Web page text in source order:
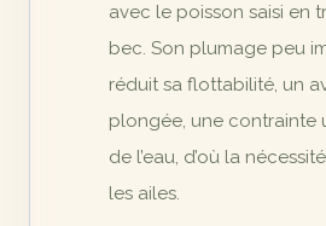
avec le poisson saisi en
bec. Son plumage peu
réduit sa flottabilité, un
plongée, une contrainte
de l’eau, d’où la
les ailes.